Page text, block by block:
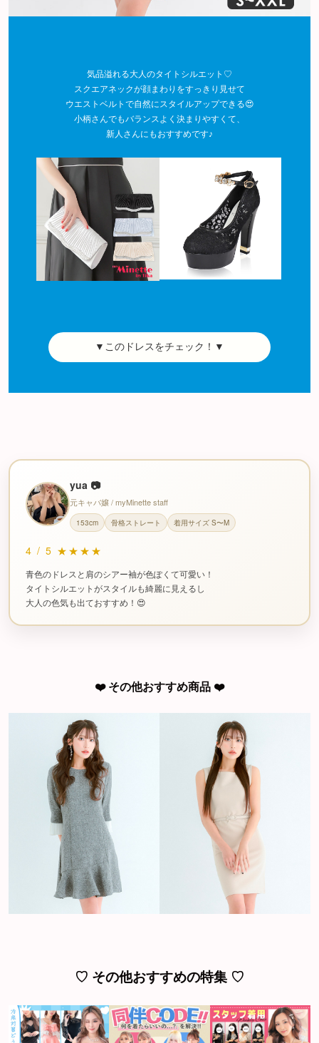
気品溢れる大人のタイトシルエット♡
スクエアネックが顔まわりをすっきり見せて
ウエストベルトで自然にスタイルアップできる😍
小柄さんでもバランスよく決まりやすくて、
新人さんにもおすすめです♪
▼このドレスをチェック！▼
yua 📷
元キャバ嬢 / myMinette staff
153cm 骨格ストレート 着用サイズ S〜M
4 / 5 ★★★★
青色のドレスと肩のシアー袖が色ぽくて可愛い！
タイトシルエットがスタイルも綺麗に見えるし
大人の色気も出ておすすめ！😍
❤️ その他おすすめ商品 ❤️
♡ その他おすすめの特集 ♡